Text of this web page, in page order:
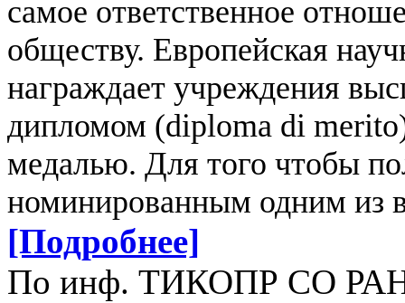
самое ответственное
обществу. Европейская
награждает учреждения
дипломом (diploma di
медалью. Для того чтобы
номинированным одним из
[Подробнее]
По инф. ТИКОПР СО